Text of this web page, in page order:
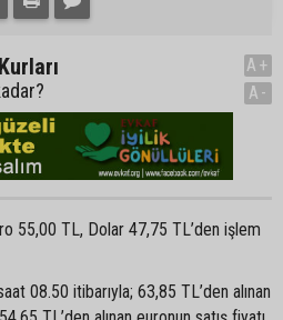
A+
A-
55,00 TL, Dolar 47,75 TL’den işlem
08.50 itibarıyla; 63,85 TL’den alınan